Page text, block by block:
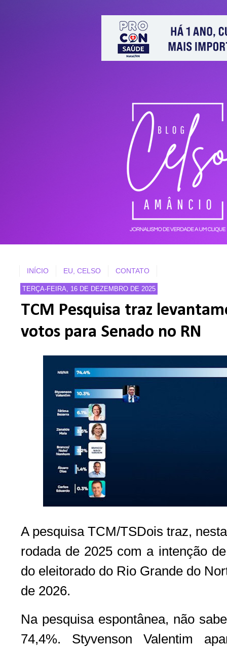
INÍCIO EU, CELSO CONTATO
TERÇA-FEIRA, 16 DE DEZEMBRO DE 2025
TCM Pesquisa traz
votos para Senado no RN
A pesquisa TCM/TSDois traz,
rodada de 2025 com a intenção
do eleitorado do Rio Grande do
de 2026.
Na pesquisa espontânea, não
74,4%. Styvenson Valentim